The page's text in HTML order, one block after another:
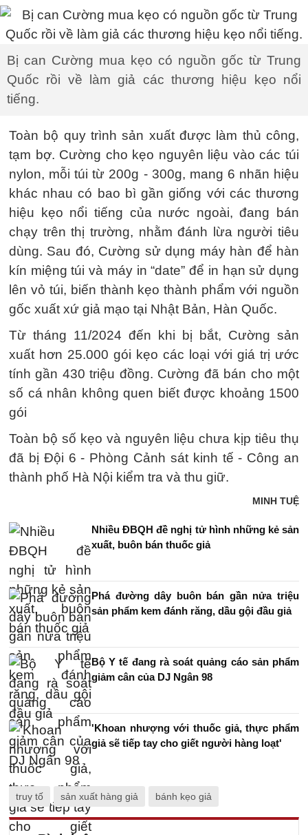
Bị can Cường mua kẹo có nguồn gốc từ Trung
Quốc rồi về làm giả các thương hiệu kẹo nổi
tiếng.
Toàn bộ quy trình sản xuất được làm thủ công,
tạm bợ. Cường cho kẹo nguyên liệu vào các túi
nylon, mỗi túi từ 200g - 300g, mang 6 nhãn hiệu
khác nhau có bao bì gần giống với các thương
hiệu kẹo nổi tiếng của nước ngoài, đang bán
chạy trên thị trường, nhằm đánh lừa người tiêu
dùng. Sau đó, Cường sử dụng máy hàn để hàn
kín miệng túi và máy in “date” để in hạn sử dụng
lên vỏ túi, biến thành kẹo thành phẩm với nguồn
gốc xuất xứ giả mạo tại Nhật Bản, Hàn Quốc.
Từ tháng 11/2024 đến khi bị bắt, Cường sản
xuất hơn 25.000 gói kẹo các loại với giá trị ước
tính gần 430 triệu đồng. Cường đã bán cho một
số cá nhân không quen biết được khoảng 1500
gói
Toàn bộ số kẹo và nguyên liệu chưa kịp tiêu thụ
đã bị Đội 6 - Phòng Cảnh sát kinh tế - Công an
thành phố Hà Nội kiểm tra và thu giữ.
MINH TUỆ
Nhiều ĐBQH đề nghị tử hình những kẻ sản
xuất, buôn bán thuốc giả
Phá đường dây buôn bán gần nửa triệu
sản phẩm kem đánh răng, dầu gội đầu giả
Bộ Y tế đang rà soát quảng cáo sản phẩm
giảm cân của DJ Ngân 98
'Khoan nhượng với thuốc giả, thực phẩm
giả sẽ tiếp tay cho giết người hàng loạt'
truy tố sản xuất hàng giả bánh kẹo giả